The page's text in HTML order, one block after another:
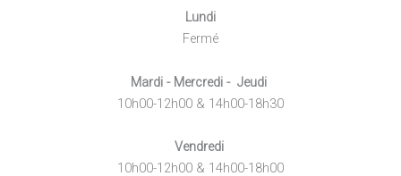
Lundi
Fermé
Mardi - Mercredi - Jeudi
10h00-12h00 & 14h00-18h30
Vendredi
10h00-12h00 & 14h00-18h00